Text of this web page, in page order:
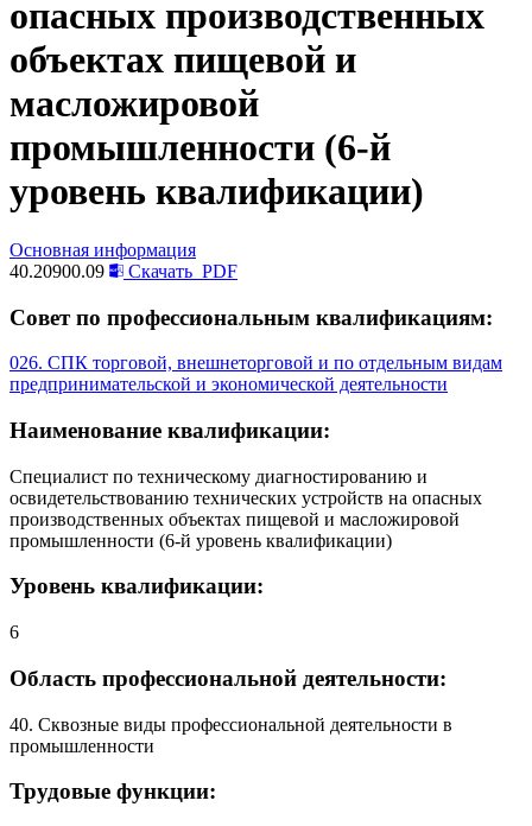
опасных производственных
объектах пищевой и
масложировой
промышленности (6-й
уровень квалификации)
Основная информация
40.20900.09
Скачать PDF
Совет по профессиональным квалификациям:
026. СПК торговой, внешнеторговой и по отдельным видам
предпринимательской и экономической деятельности
Наименование квалификации:
Специалист по техническому диагностированию и
освидетельствованию технических устройств на опасных
производственных объектах пищевой и масложировой
промышленности (6-й уровень квалификации)
Уровень квалификации:
6
Область профессиональной деятельности:
40. Сквозные виды профессиональной деятельности в
промышленности
Трудовые функции: